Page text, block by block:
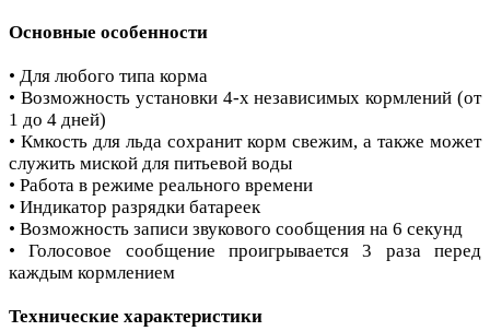
Основные особенности
• Для любого типа корма
• Возможность установки 4-х независимых кормлений (от
1 до 4 дней)
• Кмкость для льда сохранит корм свежим, а также может
служить миской для питьевой воды
• Работа в режиме реального времени
• Индикатор разрядки батареек
• Возможность записи звукового сообщения на 6 секунд
• Голосовое сообщение проигрывается 3 раза перед
каждым кормлением
Технические характеристики